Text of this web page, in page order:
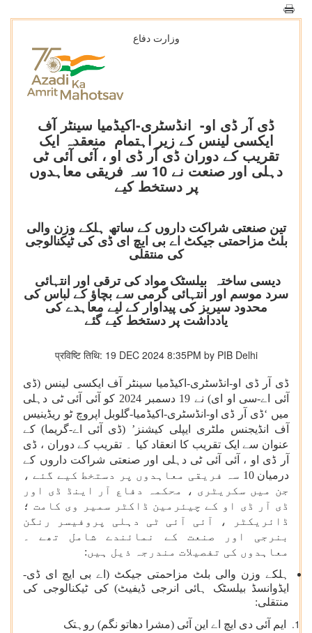
وزارت دفاع
ڈی آر ڈی او- انڈسٹری-اکیڈمیا سینٹر آف
ایکسی لینس کے زیر اہتمام منعقدہ ایک
تقریب کے دوران ڈی آر ڈی او ، آئی آئی ٹی
دہلی اور صنعت نے 10 سہ فریقی معاہدوں
پر دستخط کیے
تین صنعتی شراکت داروں کے ساتھ ہلکے وزن والی
بلٹ مزاحمتی جیکٹ اے بی ایچ ای ڈی کی ٹیکنالوجی
کی منتقلی
سرد موسم اور انتہائی گرمی سے بچاؤ کے لباس کی
محدود سیریز کی پیداوار کے لیے معاہدے کی
یادداشت پر دستخط کیے گئے
प्रविष्टि तिथि: 19 DEC 2024 8:35PM by PIB Delhi
ڈی آر ڈی او-انڈسٹری-اکیڈمیا سینٹر آف ایکسی لینس (ڈی
آئی اے-سی او ای) نے 19 دسمبر 2024 کو آئی آئی ٹی دہلی
میں ‘ڈی آر ڈی او-انڈسٹری-اکیڈمیا-گلوبل اپروچ ٹو ریڈینیس
آف انڈیجنس ملٹری ایپلی کیشنز’ (ڈی آئی اے-گریما) کے
عنوان سے ایک تقریب کا انعقاد کیا ۔ تقریب کے دوران ، ڈی
آر ڈی او ، آئی آئی ٹی دہلی اور صنعتی شراکت داروں کے
درمیان 10 سہ فریقی معاہدوں پر دستخط کیے گئے ،
جن میں سکریٹری ، محکمہ دفاع آر اینڈ ڈی اور
ڈی آر ڈی او کے چیئرمین ڈاکٹر سمیر وی کامت ؛
ڈائریکٹر ، آئی آئی ٹی دہلی پروفیسر رنگن
بنرجی اور صنعت کے نمائندے شامل تھے ۔
معاہدوں کی تفصیلات مندرجہ ذیل ہیں:
ہلکے وزن والی بلٹ مزاحمتی جیکٹ (اے بی ایچ ای ڈی-
ایڈوانسڈ بیلسٹک ہائی انرجی ڈیفیٹ) کی ٹیکنالوجی کی
منتقلی:
ایم آئی دی ایچ اے این آئی (مشرا دھاتو نگم) روہتک